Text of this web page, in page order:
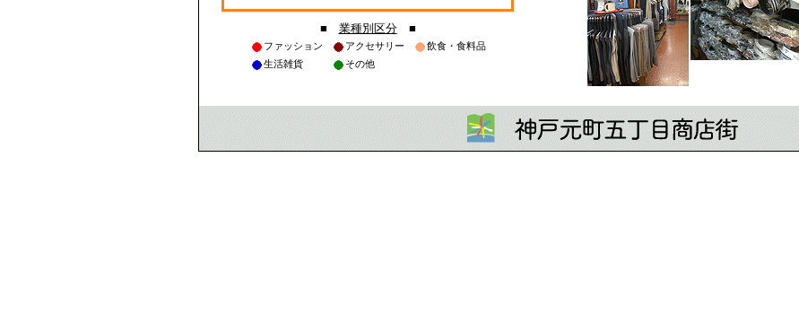
■ 業種別区分■
ファッション アクセサリー
飲食・食料品
生活雑貨
その他